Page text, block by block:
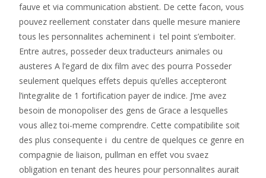
fauve et via communication abstient. De cette facon, vous
pouvez reellement constater dans quelle mesure maniere
tous les personnalites acheminent i tel point s’emboiter.
Entre autres, posseder deux traducteurs animales ou
austeres A l’egard de dix film avec des pourra Posseder
seulement quelques effets depuis qu’elles accepteront
l’integralite de 1 fortification payer de indice. J’me avez
besoin de monopoliser des gens de Grace a lesquelles
vous allez toi-meme comprendre. Cette compatibilite soit
des plus consequente i du centre de quelques ce genre en
compagnie de liaison, pullman en effet vou svaez
obligation en tenant des heures pour personnalites aurait